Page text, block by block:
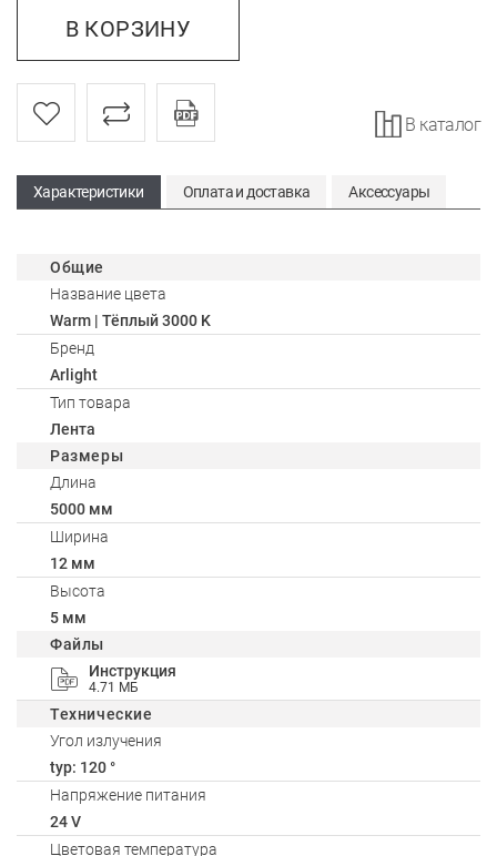
В КОРЗИНУ
В каталог
Характеристики Оплата и доставка Аксессуары
Общие
Название цвета
Warm | Тёплый 3000 K
Бренд
Arlight
Тип товара
Лента
Размеры
Длина
5000 мм
Ширина
12 мм
Высота
5 мм
Файлы
Инструкция
4.71 МБ
Технические
Угол излучения
typ: 120 °
Напряжение питания
24 V
Цветовая температура